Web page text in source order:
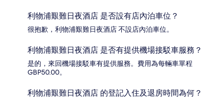
利物浦艱難日夜酒店 是否設有店內泊車位？
很抱歉，利物浦艱難日夜酒店 不設店內泊車位。
利物浦艱難日夜酒店 是否有提供機場接駁車服務？
是的，來回機場接駁車有提供服務。費用為每輛車單程
GBP50.00。
利物浦艱難日夜酒店 的登記入住及退房時間為何？